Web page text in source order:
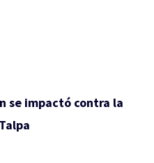
se impactó contra la